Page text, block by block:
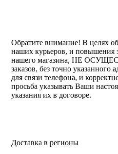
Обратите внимание! В целях
наших курьеров, и повышения
нашего магазина, НЕ
заказов, без точно указанного
для связи телефона, и
просьба указывать Ваши
указания их в договоре.
Доставка в регионы